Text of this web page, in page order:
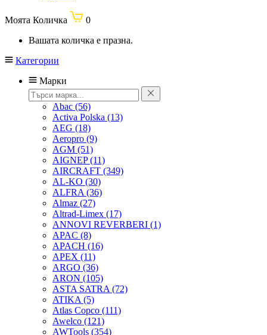
Моята Количка
0
Вашата количка е празна.
Категории
Марки
Abac (56)
Activa Polska (13)
AEG (18)
Aeropro (9)
AGM (51)
AIGNEP(11)
AIRCRAFT (349)
AL-KO (30)
ALFRA (36)
Almaz (27)
Altrad-Limex (17)
ANNOVI REVERBERI (1)
APAC (8)
APACH (16)
APEX (11)
ARGO (36)
ARON (105)
ASTA SATRA (72)
ATIKA (5)
Atlas Copco (111)
Awelco (121)
AWTools (354)